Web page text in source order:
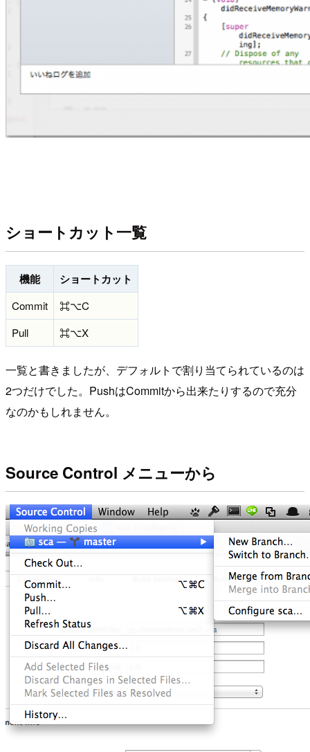
ショートカット一覧
機能 ショートカット
Commit
⌘⌥C
Pull
⌘⌥X
一覧と書きましたが、デフォルトで割り当てられているのは
2つだけでした。PushはCommitから出来たりするので充分
なのかもしれません。
Source Control メニューから